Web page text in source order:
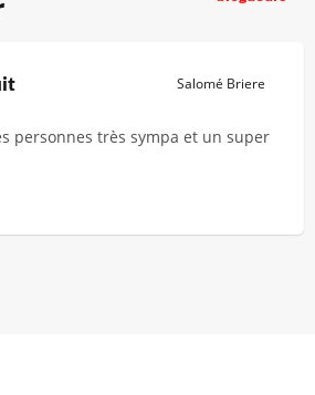
Salomé Briere
personnes très sympa et un super